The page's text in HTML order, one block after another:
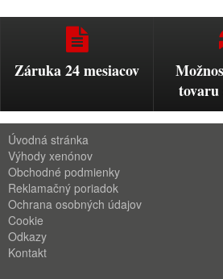
Záruka 24 mesiacov
tovaru
Úvodná stránka
Výhody xenónov
Obchodné podmienky
Reklamačný poriadok
Ochrana osobných údajov
Cookie
Odkazy
Kontakt